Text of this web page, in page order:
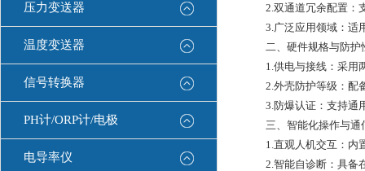
压力变送器
温度变送器
信号转换器
PH计/ORP计/电极
电导率仪
2.双通道冗余配置：支
3.广泛应用领域：适用
二、硬件规格与防护
1.供电与接线：采用两
2.外壳防护等级：配备
3.防爆认证：支持通用
三、智能化操作与通
1.直观人机交互：内置
2.智能自诊断：具备在